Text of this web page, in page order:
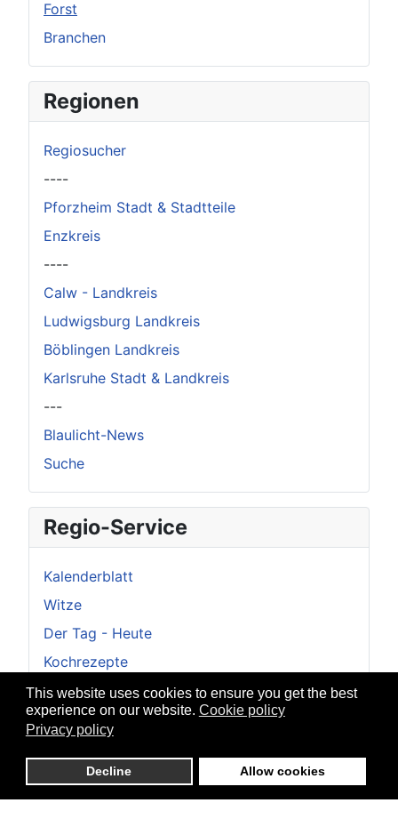
This website uses cookies to ensure you get the best
experience on our website. Cookie policy
Privacy policy
Decline Allow cookies
Forst
Branchen
Regionen
Regiosucher
----
Pforzheim Stadt & Stadtteile
Enzkreis
----
Calw - Landkreis
Ludwigsburg Landkreis
Böblingen Landkreis
Karlsruhe Stadt & Landkreis
---
Blaulicht-News
Suche
Regio-Service
Kalenderblatt
Witze
Der Tag - Heute
Kochrezepte
Veranstaltung melden
Regio-Info - Alle Beiträge